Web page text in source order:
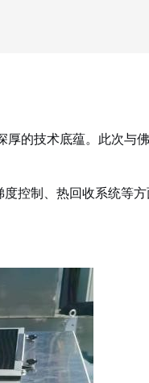
厚的技术底蕴。此次与
控制、热回收系统等方